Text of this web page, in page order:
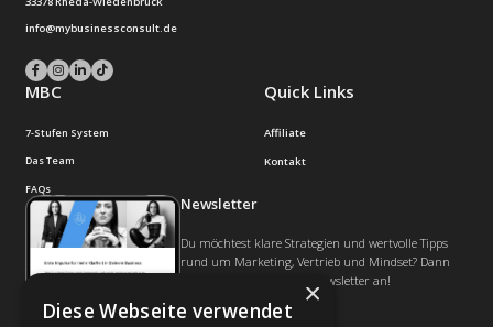
Von-Galen-Strasse 42
33378 Rheda-Wiedenbrück
info@mybusinessconsult.de